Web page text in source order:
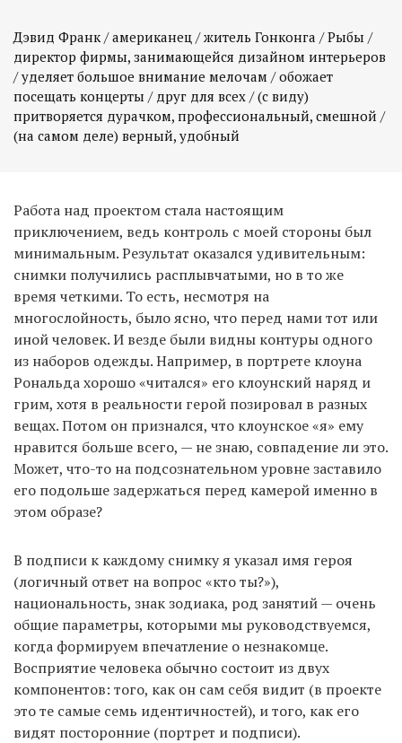
Дэвид Франк / американец / житель Гонконга / Рыбы /
директор фирмы, занимающейся дизайном интерьеров
/ уделяет большое внимание мелочам / обожает
посещать концерты / друг для всех / (с виду)
притворяется дурачком, профессиональный, смешной /
(на самом деле) верный, удобный
Работа над проектом стала настоящим
приключением, ведь контроль с моей стороны был
минимальным. Результат оказался удивительным:
снимки получились расплывчатыми, но в то же
время четкими. То есть, несмотря на
многослойность, было ясно, что перед нами тот или
иной человек. И везде были видны контуры одного
из наборов одежды. Например, в портрете клоуна
Рональда хорошо «читался» его клоунский наряд и
грим, хотя в реальности герой позировал в разных
вещах. Потом он признался, что клоунское «я» ему
нравится больше всего, — не знаю, совпадение ли это.
Может, что-то на подсознательном уровне заставило
его подольше задержаться перед камерой именно в
этом образе?
В подписи к каждому снимку я указал имя героя
(логичный ответ на вопрос «кто ты?»),
национальность, знак зодиака, род занятий — очень
общие параметры, которыми мы руководствуемся,
когда формируем впечатление о незнакомце.
Восприятие человека обычно состоит из двух
компонентов: того, как он сам себя видит (в проекте
это те самые семь идентичностей), и того, как его
видят посторонние (портрет и подписи).